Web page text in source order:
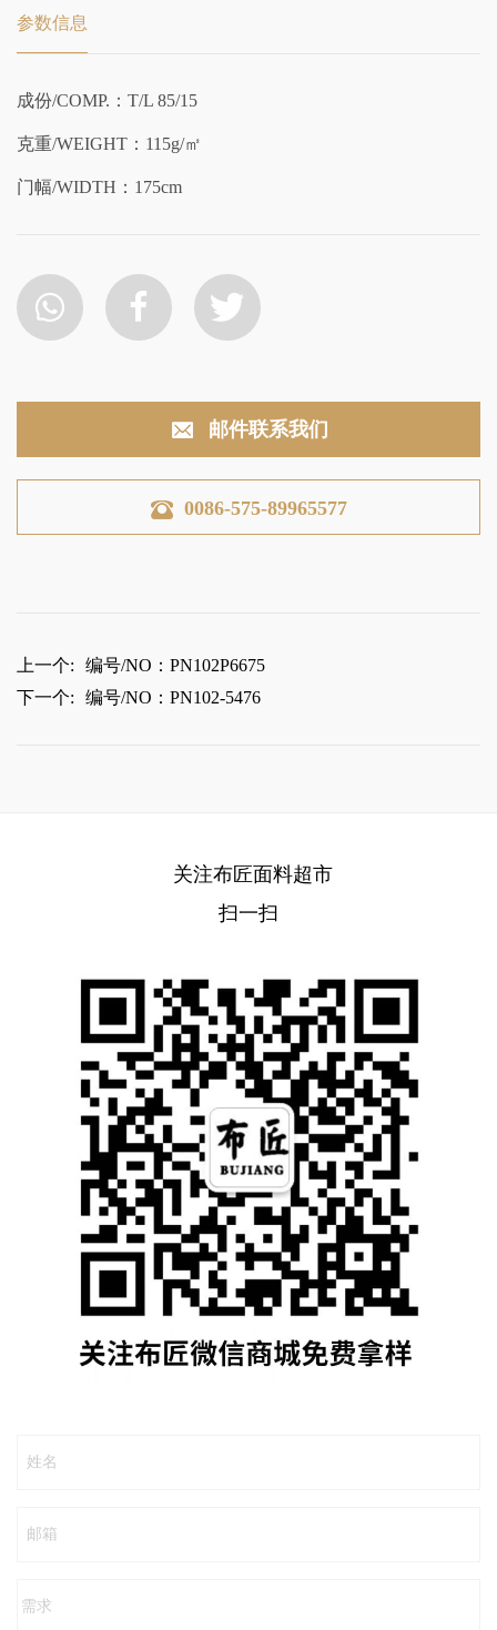
参数信息
成份/COMP.：T/L 85/15
克重/WEIGHT：115g/㎡
门幅/WIDTH：175cm
邮件联系我们
0086-575-89965577
上一个:
编号/NO：PN102P6675
下一个:
编号/NO：PN102-5476
关注布匠面料超市
扫一扫
姓名
邮箱
需求